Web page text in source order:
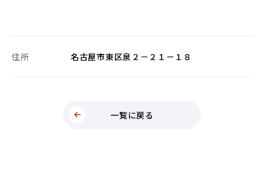
住所 名古屋市東区泉２－２１－１８
一覧に戻る